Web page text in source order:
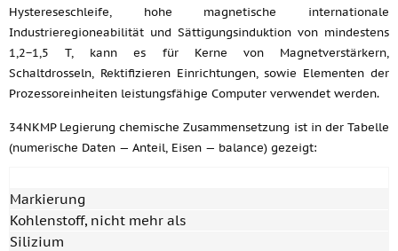
Hystereseschleife, hohe magnetische internationale
Industrieregioneabilität und Sättigungsinduktion von mindestens
1,2−1,5 T, kann es für Kerne von Magnetverstärkern,
Schaltdrosseln, Rektifizieren Einrichtungen, sowie Elementen der
Prozessoreinheiten leistungsfähige Computer verwendet werden.
34NKMP Legierung chemische Zusammensetzung ist in der Tabelle
(numerische Daten — Anteil, Eisen — balance) gezeigt:
Markierung
Kohlenstoff, nicht mehr als
Silizium